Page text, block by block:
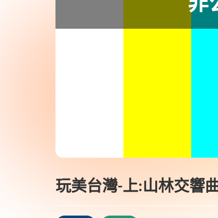
玩美台灣-上:山林交響